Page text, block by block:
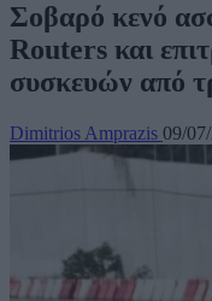
Σοβαρό κενό
Routers και
συσκευών από
Dimitrios Amprazis 09/